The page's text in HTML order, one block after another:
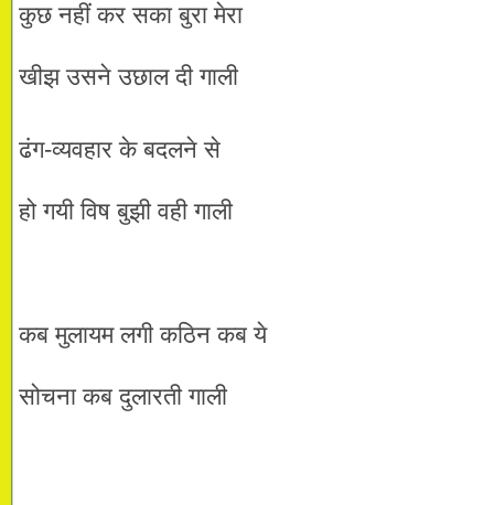
कुछ नहीं कर सका बुरा मेरा
खीझ उसने उछाल दी गाली
ढंग-व्यवहार के बदलने से
हो गयी विष बुझी वही गाली
कब मुलायम लगी कठिन कब ये
सोचना कब दुलारती गाली